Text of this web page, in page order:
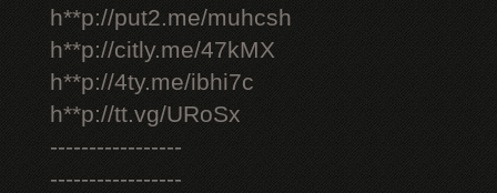
h**p://put2.me/muhcsh
h**p://citly.me/47kMX
h**p://4ty.me/ibhi7c
h**p://tt.vg/URoSx
-----------------
-----------------